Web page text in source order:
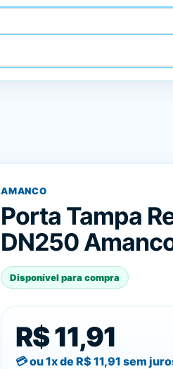
AMANCO
Porta Tampa
DN250
Disponível para compra
R$ 11,91
ou 1x de R$ 11,91 sem